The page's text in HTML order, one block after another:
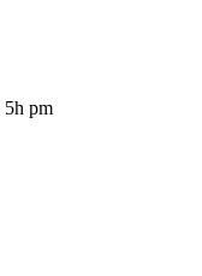
5h pm